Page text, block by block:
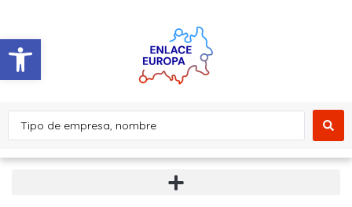
Abrir barra de herramientas